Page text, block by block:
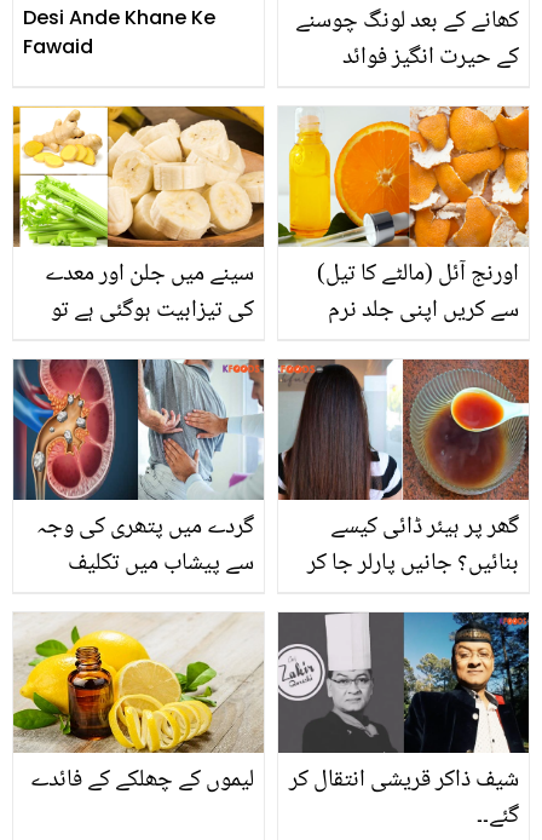
Desi Ande Khane Ke
Fawaid
کھانے کے بعد لونگ چوسنے
کے حیرت انگیز فوائد
سینے میں جلن اور معدے
کی تیزابیت ہوگئی ہے تو
ختم کرنے والی وہ 5
غذائیں جو دیں آپ کو فوری
آرام
اورنج آئل (مالٹے کا تیل)
سے کریں اپنی جلد نرم
اورنج آئل بنانا کتنا آسان ہے
جانیئے شیف کا بتایا ہوا
طریقہ
گردے میں پتھری کی وجہ
سے پیشاب میں تکلیف
جن کا استعمال گردے میں
پتھری بننے کا خطرہ بڑھا
دیتی ہیں
گھر پر ہیئر ڈائی کیسے
بنائیں؟ جانیں پارلر جا کر
بجائے گھر میں بالوں کو
رنگنے کا نیا اور سستا
طریقہ
لیموں کے چھلکے کے فائدے
شیف ذاکر قریشی انتقال کر
گئے۔۔